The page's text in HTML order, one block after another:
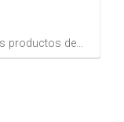
productos de…